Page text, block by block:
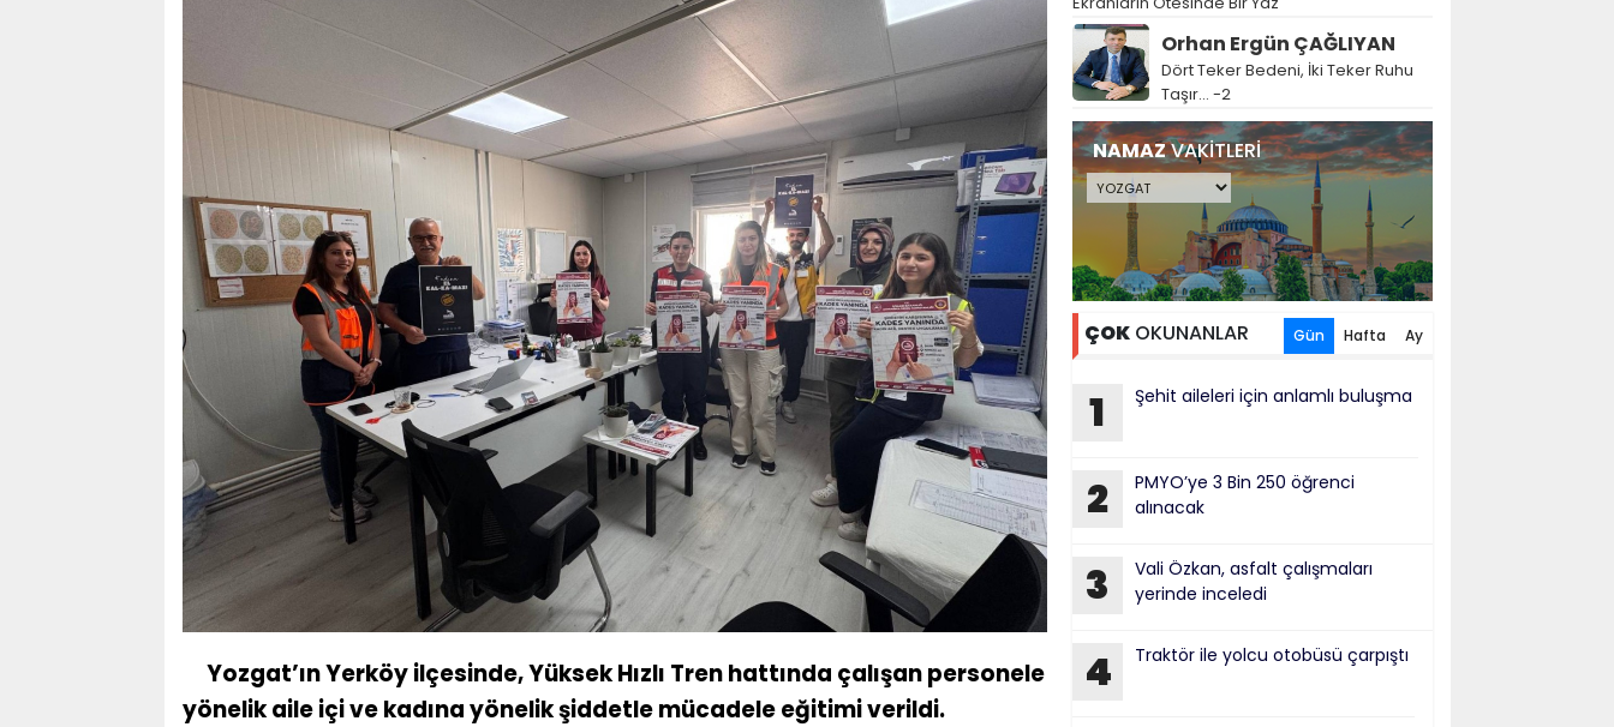
Yozgat’ın Yerköy ilçesinde, Yüksek Hızlı Tren hattında çalışan personele
yönelik aile içi ve kadına yönelik şiddetle mücadele eğitimi verildi.
Orhan Ergün ÇAĞLIYAN
Dört Teker Bedeni, İki Teker Ruhu
Taşır… -2
NAMAZVAKİTLERİ
ÇOKOKUNANLAR Gün Hafta Ay
1 Şehit aileleri için anlamlı buluşma
2
PMYO’ye 3 Bin 250 öğrenci
alınacak
3
Vali Özkan, asfalt çalışmaları
yerinde inceledi
4 Traktör ile yolcu otobüsü çarpıştı